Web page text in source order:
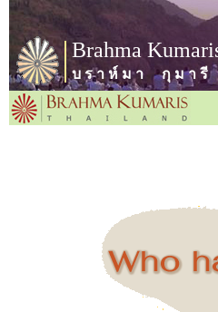
Brahma
บ ร า ห์ ม า กุ ม า รี